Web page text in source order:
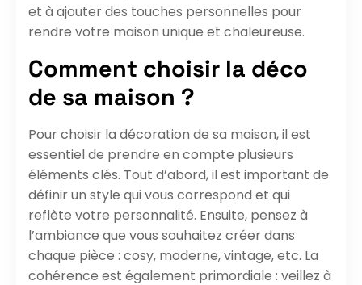
et à ajouter des touches personnelles pour
rendre votre maison unique et chaleureuse.
Comment choisir la déco
de sa maison ?
Pour choisir la décoration de sa maison, il est
essentiel de prendre en compte plusieurs
éléments clés. Tout d’abord, il est important de
définir un style qui vous correspond et qui
reflète votre personnalité. Ensuite, pensez à
l’ambiance que vous souhaitez créer dans
chaque pièce : cosy, moderne, vintage, etc. La
cohérence est également primordiale : veillez à